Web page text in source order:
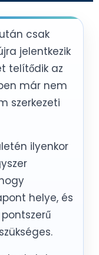
csak
jelentkezik
telítődik az
már nem
szerkezeti
ilyenkor
helye, és